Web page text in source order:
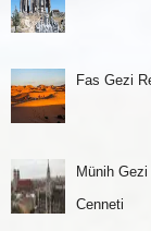
Fas Gezi
Münih
Cenneti